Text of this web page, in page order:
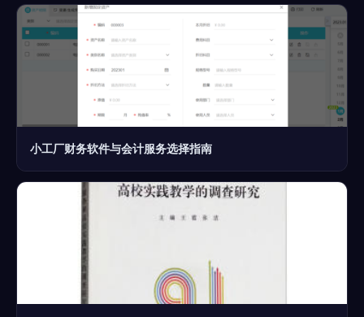
小工厂财务软件与会计服务选择指南